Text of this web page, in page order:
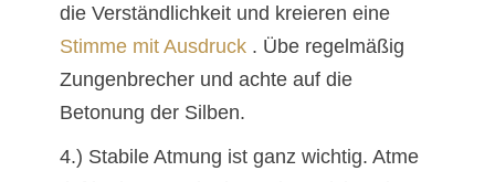
die Verständlichkeit und kreieren eine
Stimme mit Ausdruck . Übe regelmäßig
Zungenbrecher und achte auf die
Betonung der Silben.
4.) Stabile Atmung ist ganz wichtig. Atme